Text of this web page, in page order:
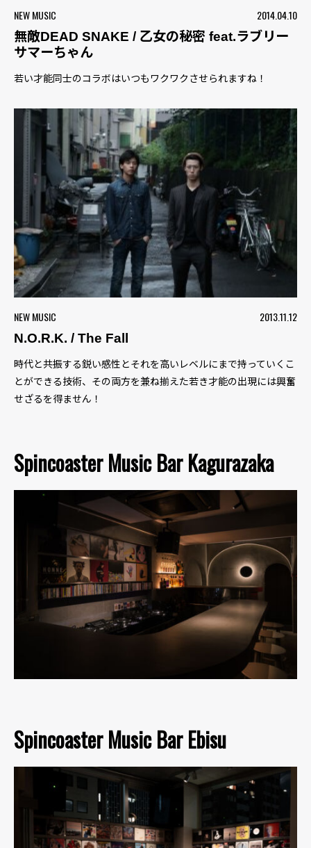
NEW MUSIC
2014.04.10
無敵DEAD SNAKE / 乙女の秘密 feat.ラブリー
サマーちゃん
若い才能同士のコラボはいつもワクワクさせられますね！
NEW MUSIC
2013.11.12
N.O.R.K. / The Fall
時代と共振する鋭い感性とそれを高いレベルにまで持っていくこ
とができる技術、その両方を兼ね揃えた若き才能の出現には興奮
せざるを得ません！
Spincoaster Music Bar Kagurazaka
Spincoaster Music Bar Ebisu